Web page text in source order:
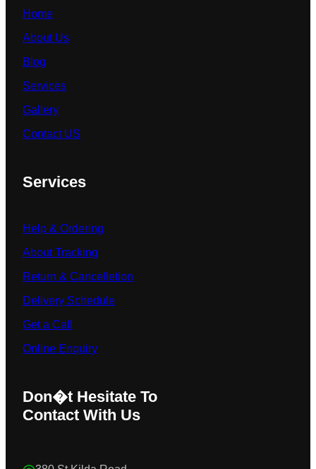
Home
About Us
Blog
Services
Gallery
Contact US
Services
Help & Ordering
About Tracking
Return & Cancelletion
Delivery Schedule
Get a Call
Online Enquiry
Don�t Hesitate To
Contact With Us